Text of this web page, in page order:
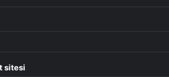
sitesi